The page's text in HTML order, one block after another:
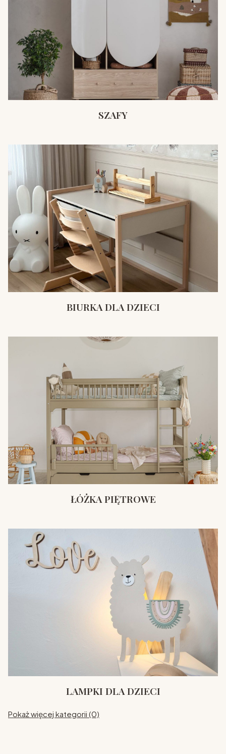
SZAFY
BIURKA DLA DZIECI
ŁÓŻKA PIĘTROWE
LAMPKI DLA DZIECI
Pokaż więcej kategorii (0)